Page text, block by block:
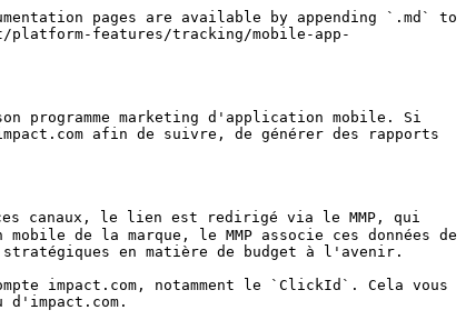
pages are available by appending `.md` to
platform-features/tracking/mobile-app-
programme marketing d'application mobile. Si
afin de suivre, de générer des rapports
canaux, le lien est redirigé via le MMP, qui
de la marque, le MMP associe ces données de
en matière de budget à l'avenir.
impact.com, notamment le `ClickId`. Cela vous